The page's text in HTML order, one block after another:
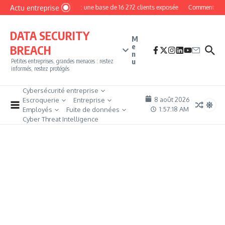
Aller au contenu
Actu entrepriseMyPhoto : une base de 16 272 clients exposée Comment
DATA SECURITY
BREACH
Petites entreprises, grandes menaces : restez
informés, restez protégés
M
e
n
u
Cybersécurité entreprise
Escroquerie
Entreprise
Employés
Fuite de données
Cyber Threat Intelligence
8 août 2026
1:57:19 AM